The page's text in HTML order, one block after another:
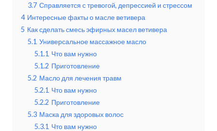
3.7 Справляется с тревогой, депрессией и стрессом
4 Интересные факты о масле ветивера
5 Как сделать смесь эфирных масел ветивера
5.1 Универсальное массажное масло
5.1.1 Что вам нужно
5.1.2 Приготовление
5.2 Масло для лечения травм
5.2.1 Что вам нужно
5.2.2 Приготовление
5.3 Маска для здоровых волос
5.3.1 Что вам нужно